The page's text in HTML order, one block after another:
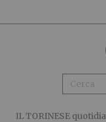
IL TORINESE